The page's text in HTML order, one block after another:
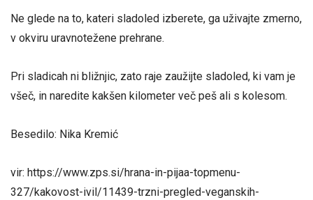
Ne glede na to, kateri sladoled izberete, ga uživajte zmerno,
v okviru uravnotežene prehrane.
Pri sladicah ni bližnjic, zato raje zaužijte sladoled, ki vam je
všeč, in naredite kakšen kilometer več peš ali s kolesom.
Besedilo: Nika Kremić
vir: https://www.zps.si/hrana-in-pijaa-topmenu-
327/kakovost-ivil/11439-trzni-pregled-veganskih-